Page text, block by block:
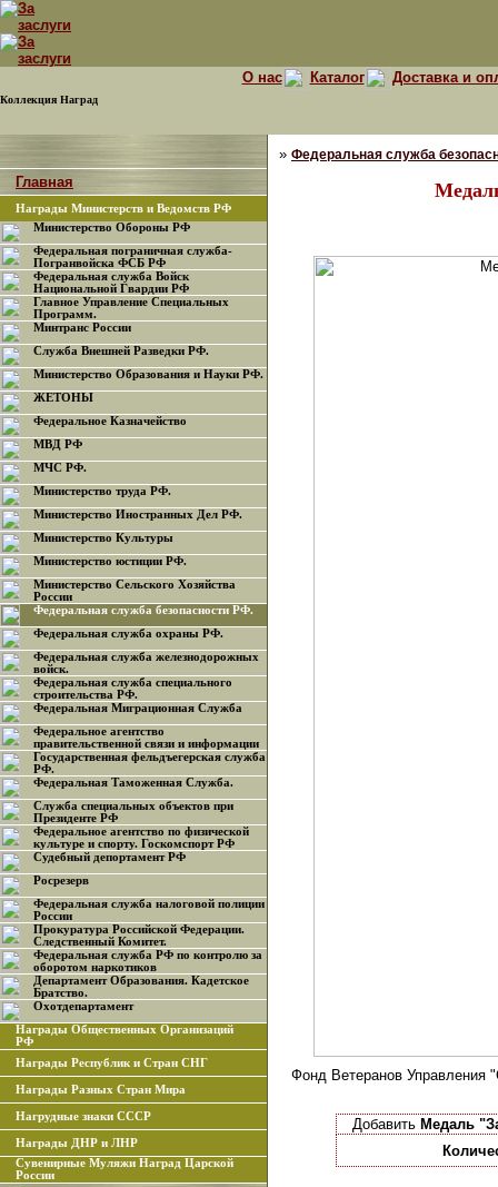
Коллекция Наград
О нас Каталог Доставка и
Главная
Награды Министерств и Ведомств РФ
Министерство Обороны РФ
Федеральная пограничная служба-
Погранвойска ФСБ РФ
Федеральная служба Войск
Национальной Гвардии РФ
Главное Управление Специальных
Программ.
Минтранс России
Служба Внешней Разведки РФ.
Министерство Образования и Науки РФ.
ЖЕТОНЫ
Федеральное Казначейство
МВД РФ
МЧС РФ.
Министерство труда РФ.
Министерство Иностранных Дел РФ.
Министерство Культуры
Министерство юстиции РФ.
Министерство Сельского Хозяйства
России
Федеральная служба безопасности РФ.
Федеральная служба охраны РФ.
Федеральная служба железнодорожных
войск.
Федеральная служба специального
строительства РФ.
Федеральная Миграционная Служба
Федеральное агентство
правительственной связи и информации
Государственная фельдъегерская служба
РФ.
Федеральная Таможенная Служба.
Служба специальных объектов при
Президенте РФ
Федеральное агентство по физической
культуре и спорту. Госкомспорт РФ
Судебный депортамент РФ
Росрезерв
Федеральная служба налоговой полиции
России
Прокуратура Российской Федерации.
Следственный Комитет.
Федеральная служба РФ по контролю за
оборотом наркотиков
Департамент Образования. Кадетское
Братство.
Охотдепартамент
Награды Общественных Организаций
РФ
Награды Республик и Стран СНГ
Награды Разных Стран Мира
Нагрудные знаки СССР
Награды ДНР и ЛНР
Сувенирные Муляжи Наград Царской
России
» Федеральная служба
Фонд Ветеранов Управления
Добавить Медаль